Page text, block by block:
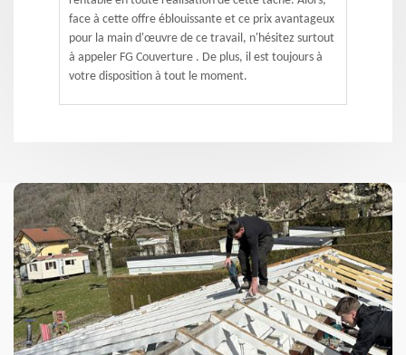
face à cette offre éblouissante et ce prix avantageux
pour la main d'œuvre de ce travail, n'hésitez surtout
à appeler FG Couverture . De plus, il est toujours à
votre disposition à tout le moment.